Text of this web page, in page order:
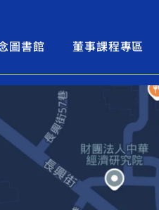
圖書館 董事課程專區